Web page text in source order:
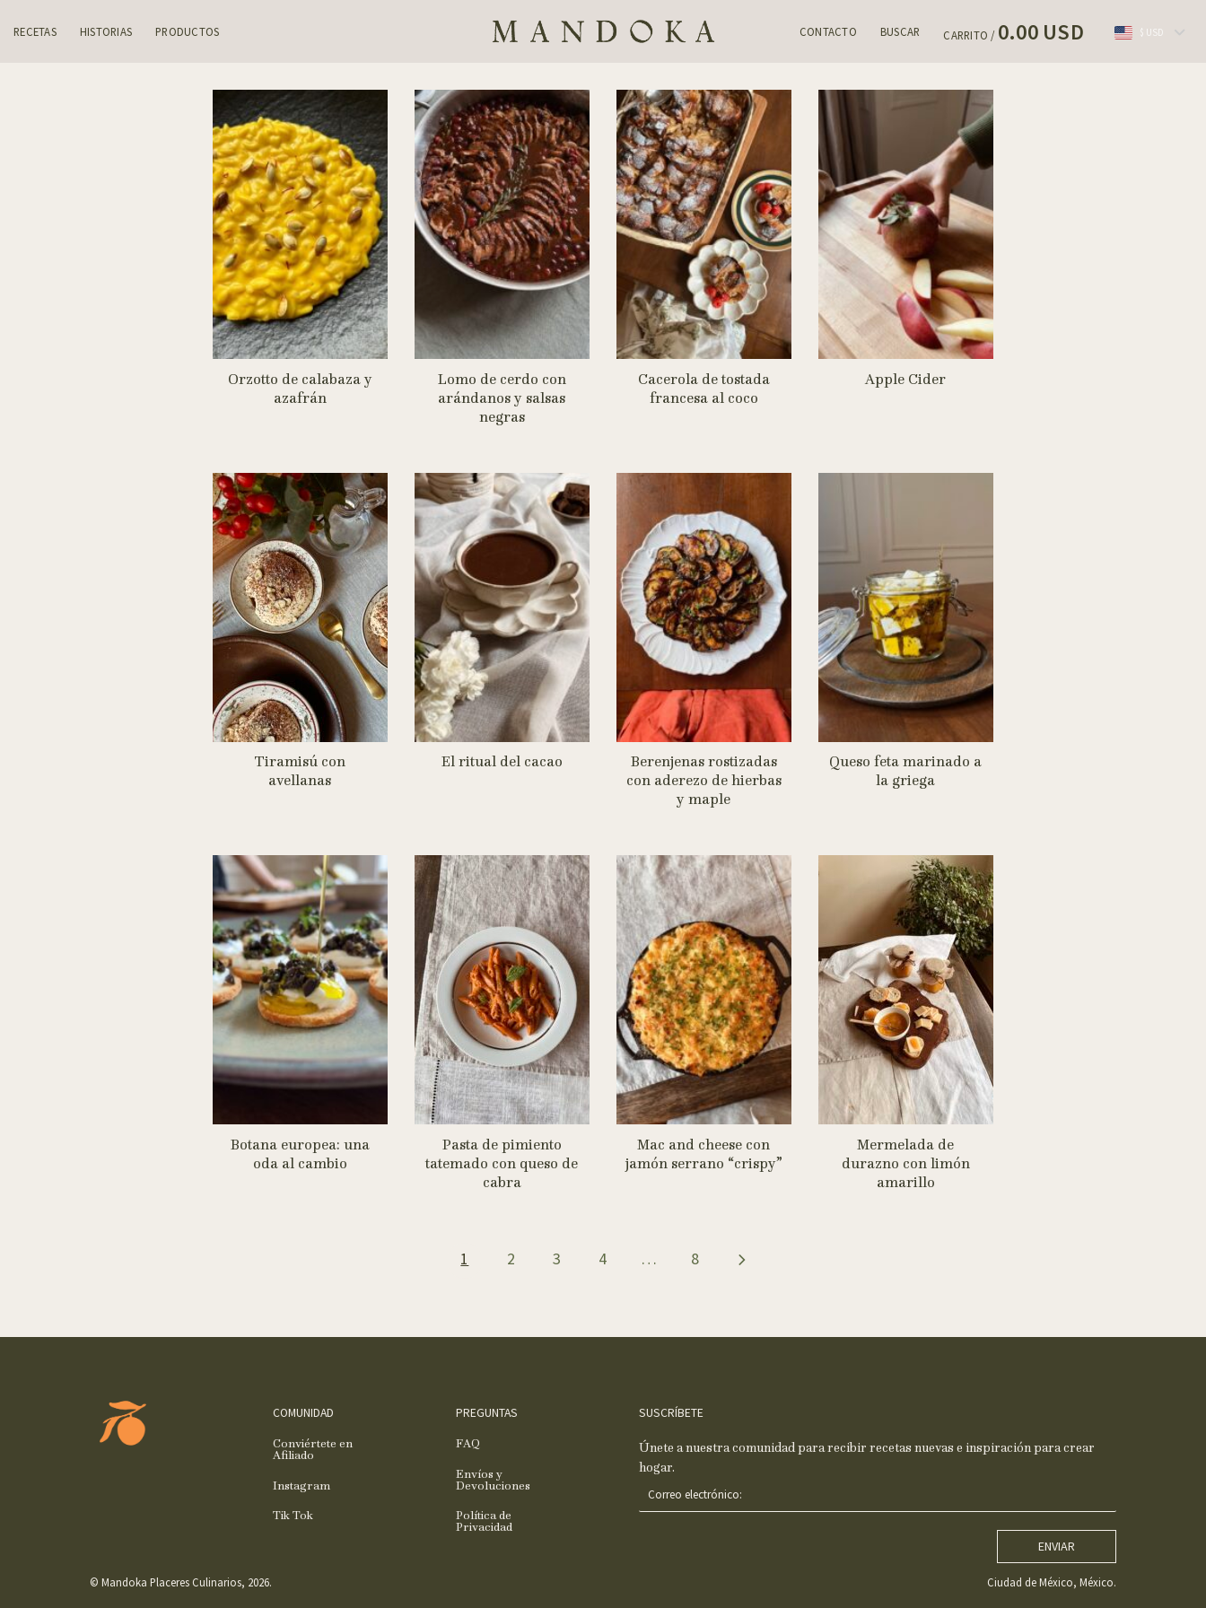
RECETAS HISTORIAS PRODUCTOS CONTACTO BUSCAR CARRITO / 0.00 USD $ USD
Orzotto de calabaza y
azafrán
Lomo de cerdo con
arándanos y salsas
negras
Cacerola de tostada
francesa al coco
Apple Cider
Tiramisú con
avellanas
El ritual del cacao
Berenjenas rostizadas
con aderezo de hierbas
y maple
Queso feta marinado a
la griega
Botana europea: una
oda al cambio
Pasta de pimiento
tatemado con queso de
cabra
Mac and cheese con
jamón serrano “crispy”
Mermelada de
durazno con limón
amarillo
1 2 3 4 … 8
COMUNIDAD
Conviértete en
Afiliado
Instagram
Tik Tok
PREGUNTAS
FAQ
Envíos y
Devoluciones
Política de
Privacidad
SUSCRÍBETE
Únete a nuestra comunidad para recibir recetas nuevas e inspiración para crear
hogar.
ENVIAR
© Mandoka Placeres Culinarios, 2026. Ciudad de México, México.